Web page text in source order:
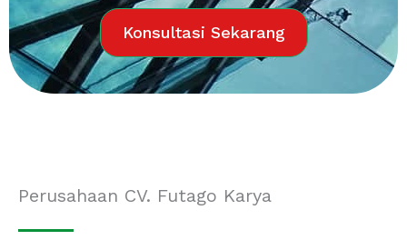
Konsultasi Sekarang
Perusahaan CV. Futago Karya